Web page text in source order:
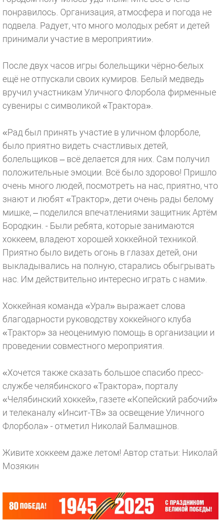
понравилось. Организация, атмосфера и погода не
подвела. Радует, что много молодых ребят и детей
принимали участие в мероприятии».
После двух часов игры болельщики чёрно-белых
ещё не отпускали своих кумиров. Белый медведь
вручил участникам Уличного Флорбола фирменные
сувениры с символикой «Трактора».
«Рад был принять участие в уличном флорболе,
было приятно видеть счастливых детей,
болельщиков – всё делается для них. Сам получил
положительные эмоции. Всё было здорово! Пришло
очень много людей, посмотреть на нас, приятно, что
знают и любят «Трактор», дети очень рады белому
мишке, – поделился впечатлениями защитник Артём
Бородкин. - Были ребята, которые занимаются
хоккеем, владеют хорошей хоккейной техникой.
Приятно было видеть огонь в глазах детей, они
выкладывались на полную, старались обыгрывать
нас. Им действительно интересно играть с нами».
Хоккейная команда «Урал» выражает слова
благодарности руководству хоккейного клуба
«Трактор» за неоценимую помощь в организации и
проведении совместного мероприятия.
«Хочется также сказать большое спасибо пресс-
службе челябинского «Трактора», порталу
«Челябинский хоккей», газете «Копейский рабочий»
и телеканалу «Инсит-ТВ» за освещение Уличного
Флорбола» - отметил Николай Балмашнов.
Живите хоккеем даже летом! Автор статьи: Николай
Мозякин